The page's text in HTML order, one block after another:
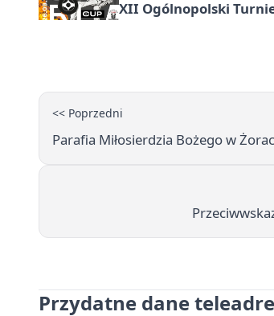
XII Ogólnopolski
<< Poprzedni
Parafia Miłosierdzia Bożego w
Przydatne dane